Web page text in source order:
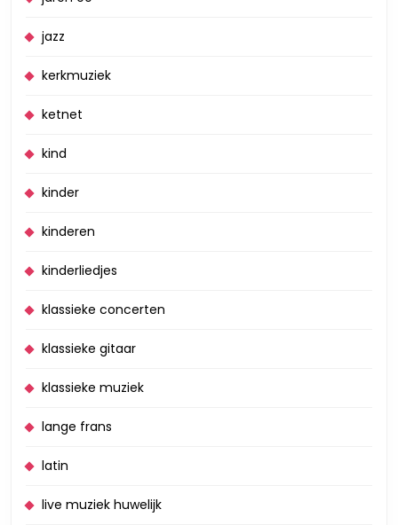
jazz
kerkmuziek
ketnet
kind
kinder
kinderen
kinderliedjes
klassieke concerten
klassieke gitaar
klassieke muziek
lange frans
latin
live muziek huwelijk